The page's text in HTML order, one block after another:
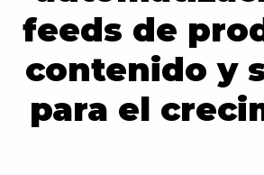
feeds de
contenido y
para el